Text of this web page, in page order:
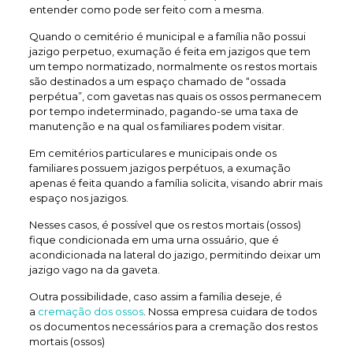
entender como pode ser feito com a mesma.
Quando o cemitério é municipal e a família não possui
jazigo perpetuo, exumação é feita em jazigos que tem
um tempo normatizado, normalmente os restos mortais
são destinados a um espaço chamado de “ossada
perpétua”, com gavetas nas quais os ossos permanecem
por tempo indeterminado, pagando-se uma taxa de
manutenção e na qual os familiares podem visitar.
Em cemitérios particulares e municipais onde os
familiares possuem jazigos perpétuos, a exumação
apenas é feita quando a família solicita, visando abrir mais
espaço nos jazigos.
Nesses casos, é possível que os restos mortais (ossos)
fique condicionada em uma urna ossuário, que é
acondicionada na lateral do jazigo, permitindo deixar um
jazigo vago na da gaveta.
Outra possibilidade, caso assim a família deseje, é
a cremação dos ossos. Nossa empresa cuidara de todos
os documentos necessários para a cremação dos restos
mortais (ossos)